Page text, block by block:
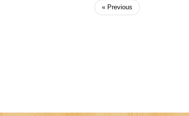
« Previous